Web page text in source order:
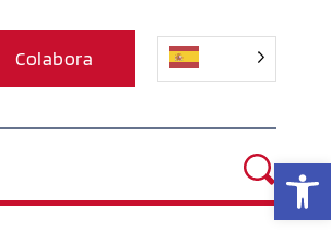
Colabora